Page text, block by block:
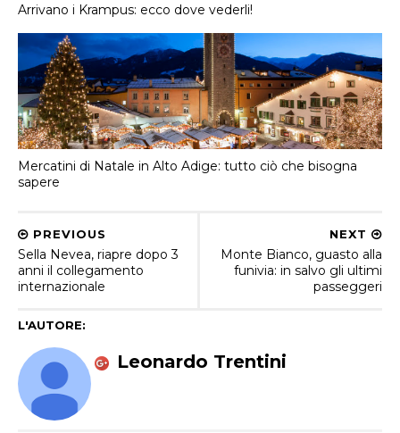
Arrivano i Krampus: ecco dove vederli!
Mercatini di Natale in Alto Adige: tutto ciò che bisogna
sapere
NEXT
Monte Bianco, guasto alla
funivia: in salvo gli ultimi
passeggeri
PREVIOUS
Sella Nevea, riapre dopo 3
anni il collegamento
internazionale
L'AUTORE:
Leonardo Trentini